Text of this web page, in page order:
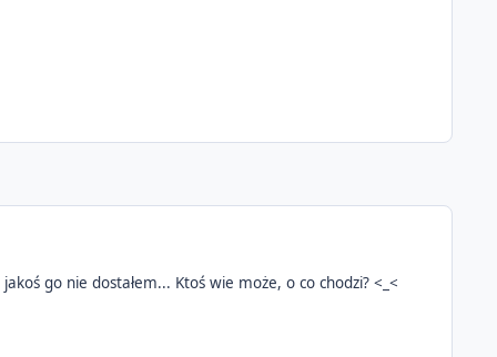
go nie dostałem... Ktoś wie może, o co chodzi? <_<